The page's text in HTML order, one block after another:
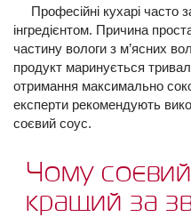
Професійні кухарі часто
інгредієнтом. Причина
частину вологи з м’ясних
продукт маринується
отримання максимально
експерти рекомендують
соєвий соус.
Чому
кращий за